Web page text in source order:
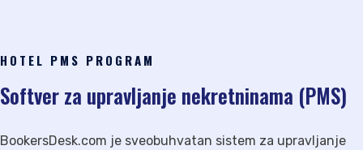
HOTEL PMS PROGRAM
Softver za upravljanje nekretninama (PMS)
BookersDesk.com je sveobuhvatan sistem za upravljanje